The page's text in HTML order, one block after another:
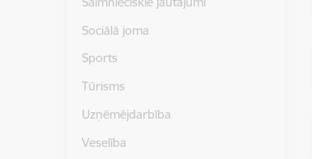
Sociālā joma
Sports
Tūrisms
Uzņēmējdarbība
Veselība